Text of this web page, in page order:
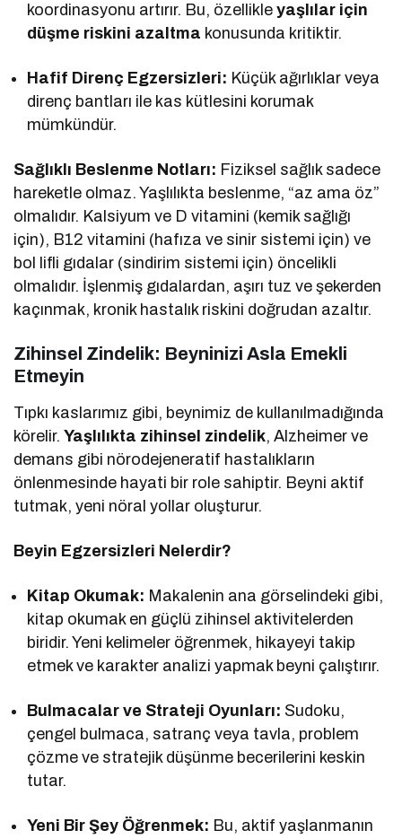
koordinasyonu artırır. Bu, özellikleyaşlılar için
düşme riskini azaltma konusunda kritiktir.
Hafif Direnç Egzersizleri: Küçük ağırlıklar veya
direnç bantları ile kas kütlesini korumak
mümkündür.
Sağlıklı Beslenme Notları: Fiziksel sağlık sadece
hareketle olmaz. Yaşlılıkta beslenme, “az ama öz”
olmalıdır. Kalsiyum ve D vitamini (kemik sağlığı
için), B12 vitamini (hafıza ve sinir sistemi için) ve
bol lifli gıdalar (sindirim sistemi için) öncelikli
olmalıdır. İşlenmiş gıdalardan, aşırı tuz ve şekerden
kaçınmak, kronik hastalık riskini doğrudan azaltır.
Zihinsel Zindelik: Beyninizi Asla Emekli
Etmeyin
Tıpkı kaslarımız gibi, beynimiz de kullanılmadığında
körelir.Yaşlılıkta zihinsel zindelik, Alzheimer ve
demans gibi nörodejeneratif hastalıkların
önlenmesinde hayati bir role sahiptir. Beyni aktif
tutmak, yeni nöral yollar oluşturur.
Beyin Egzersizleri Nelerdir?
Kitap Okumak: Makalenin ana görselindeki gibi,
kitap okumak en güçlü zihinsel aktivitelerden
biridir. Yeni kelimeler öğrenmek, hikayeyi takip
etmek ve karakter analizi yapmak beyni çalıştırır.
Bulmacalar ve Strateji Oyunları: Sudoku,
çengel bulmaca, satranç veya tavla, problem
çözme ve stratejik düşünme becerilerini keskin
tutar.
Yeni Bir Şey Öğrenmek: Bu, aktif yaşlanmanın